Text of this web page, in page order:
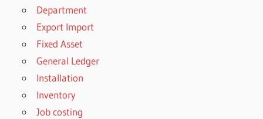
Department
Export Import
Fixed Asset
General Ledger
Installation
Inventory
Job costing